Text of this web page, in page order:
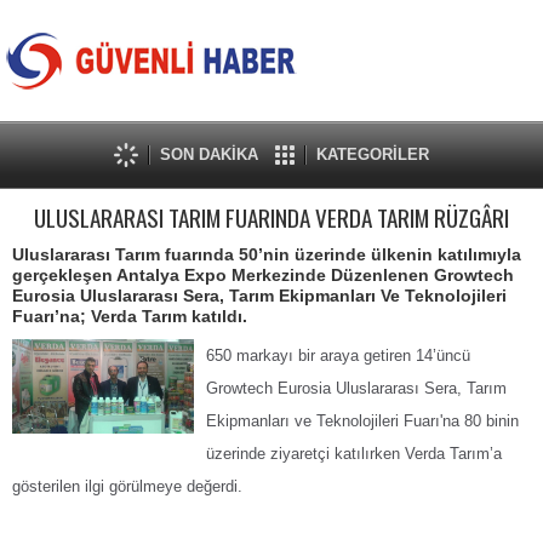
SON DAKİKA KATEGORİLER
ULUSLARARASI TARIM FUARINDA VERDA TARIM RÜZGÂRI
Uluslararası Tarım fuarında 50’nin üzerinde ülkenin katılımıyla
gerçekleşen Antalya Expo Merkezinde Düzenlenen Growtech
Eurosia Uluslararası Sera, Tarım Ekipmanları Ve Teknolojileri
Fuarı’na; Verda Tarım katıldı.
650 markayı bir araya getiren 14’üncü
Growtech Eurosia Uluslararası Sera, Tarım
Ekipmanları ve Teknolojileri Fuarı'na 80 binin
üzerinde ziyaretçi katılırken Verda Tarım’a
gösterilen ilgi görülmeye değerdi.